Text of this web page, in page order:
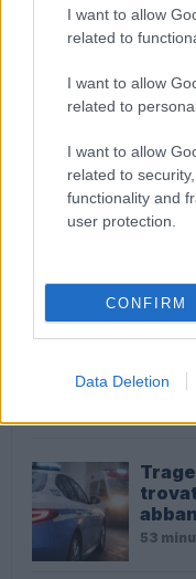
I want to allow
related to
I want to allow
related to
I want to allow
related to
functionality and
user protection.
CONFIRM
Data Deletion
ULTIME NOTIZIE
Collatina, grave una
Tragedia nel cuore
questa vita
53